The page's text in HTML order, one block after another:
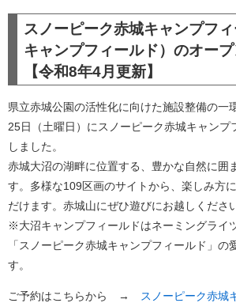
スノーピーク赤城キャンプフ
キャンプフィールド）のオー
【令和8年4月更新】
県立赤城公園の活性化に向けた施設整備の一
25日（土曜日）にスノーピーク赤城キャンプ
しました。
赤城大沼の湖畔に位置する、豊かな自然に囲
す。多様な109区画のサイトから、楽しみ方
だけます。赤城山にぜひ遊びにお越しください
※大沼キャンプフィールドはネーミングライ
「スノーピーク赤城キャンプフィールド」の
す。
ご予約はこちらから →
スノーピーク赤城